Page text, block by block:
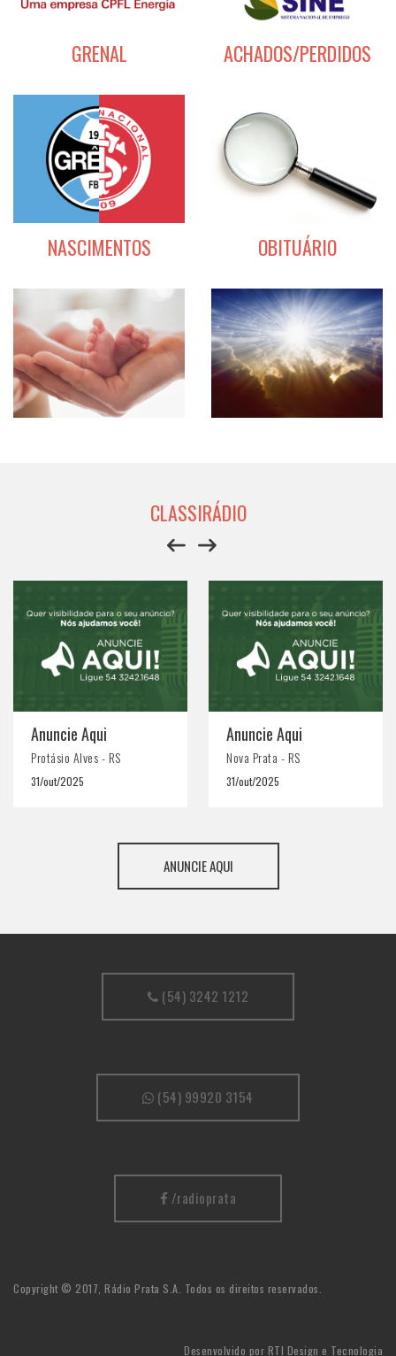
GRENAL ACHADOS/PERDIDOS
NASCIMENTOS OBITUÁRIO
CLASSIRÁDIO
Anuncie Aqui
Protásio Alves - RS
31/out/2025
Anuncie Aqui
Nova Prata - RS
31/out/2025
ANUNCIE AQUI
(54) 3242 1212
(54) 99920 3154
/radioprata
Copyright © 2017, Rádio Prata S.A. Todos os direitos reservados.
Desenvolvido por RTI Design e Tecnologia